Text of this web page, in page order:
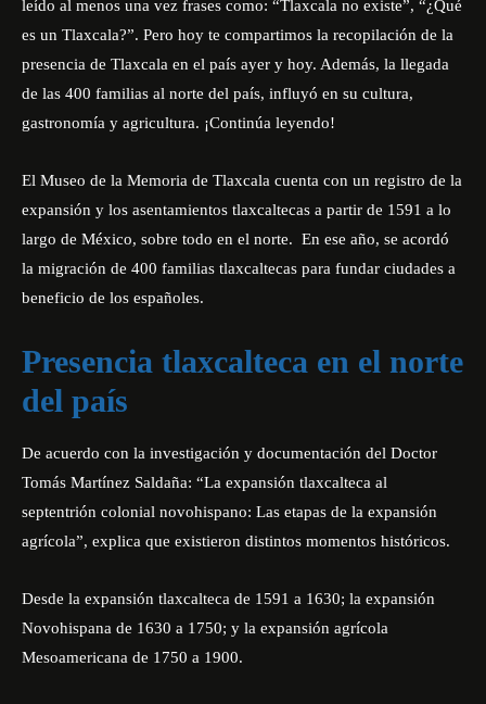
leído al menos una vez frases como: “Tlaxcala no existe”, “¿Qué
es un Tlaxcala?”. Pero hoy te compartimos la recopilación de la
presencia de Tlaxcala en el país ayer y hoy. Además, la llegada
de las 400 familias al norte del país, influyó en su cultura,
gastronomía y agricultura. ¡Continúa leyendo!
El Museo de la Memoria de Tlaxcala cuenta con un registro de la
expansión y los asentamientos tlaxcaltecas a partir de 1591 a lo
largo de México, sobre todo en el norte. En ese año, se acordó
la migración de 400 familias tlaxcaltecas para fundar ciudades a
beneficio de los españoles.
Presencia tlaxcalteca en el norte
del país
De acuerdo con la investigación y documentación del Doctor
Tomás Martínez Saldaña: “La expansión tlaxcalteca al
septentrión colonial novohispano: Las etapas de la expansión
agrícola”, explica que existieron distintos momentos históricos.
Desde la expansión tlaxcalteca de 1591 a 1630; la expansión
Novohispana de 1630 a 1750; y la expansión agrícola
Mesoamericana de 1750 a 1900.